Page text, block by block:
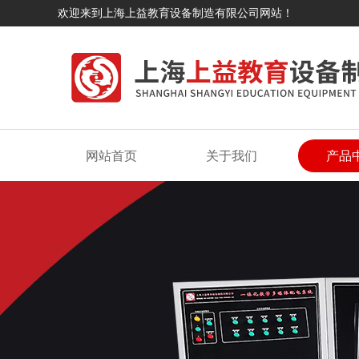
欢迎来到上海上益教育设备制造有限公司网站！
网站首页 关于我们 产品